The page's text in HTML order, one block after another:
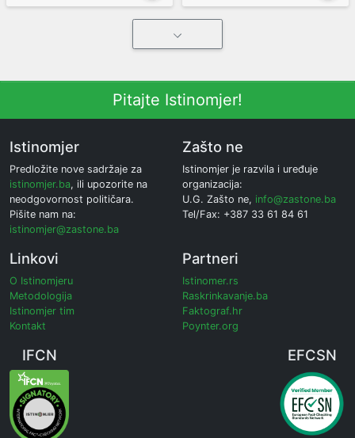
Pitajte Istinomjer!
Istinomjer
Predložite nove sadržaje za
istinomjer.ba, ili upozorite na
neodgovornost političara.
Pišite nam na:
istinomjer@zastone.ba
Zašto ne
Istinomjer je razvila i uređuje
organizacija:
U.G. Zašto ne, info@zastone.ba
Tel/Fax: +387 33 61 84 61
Linkovi
O Istinomjeru
Metodologija
Istinomjer tim
Kontakt
Partneri
Istinomer.rs
Raskrinkavanje.ba
Faktograf.hr
Poynter.org
IFCN EFCSN